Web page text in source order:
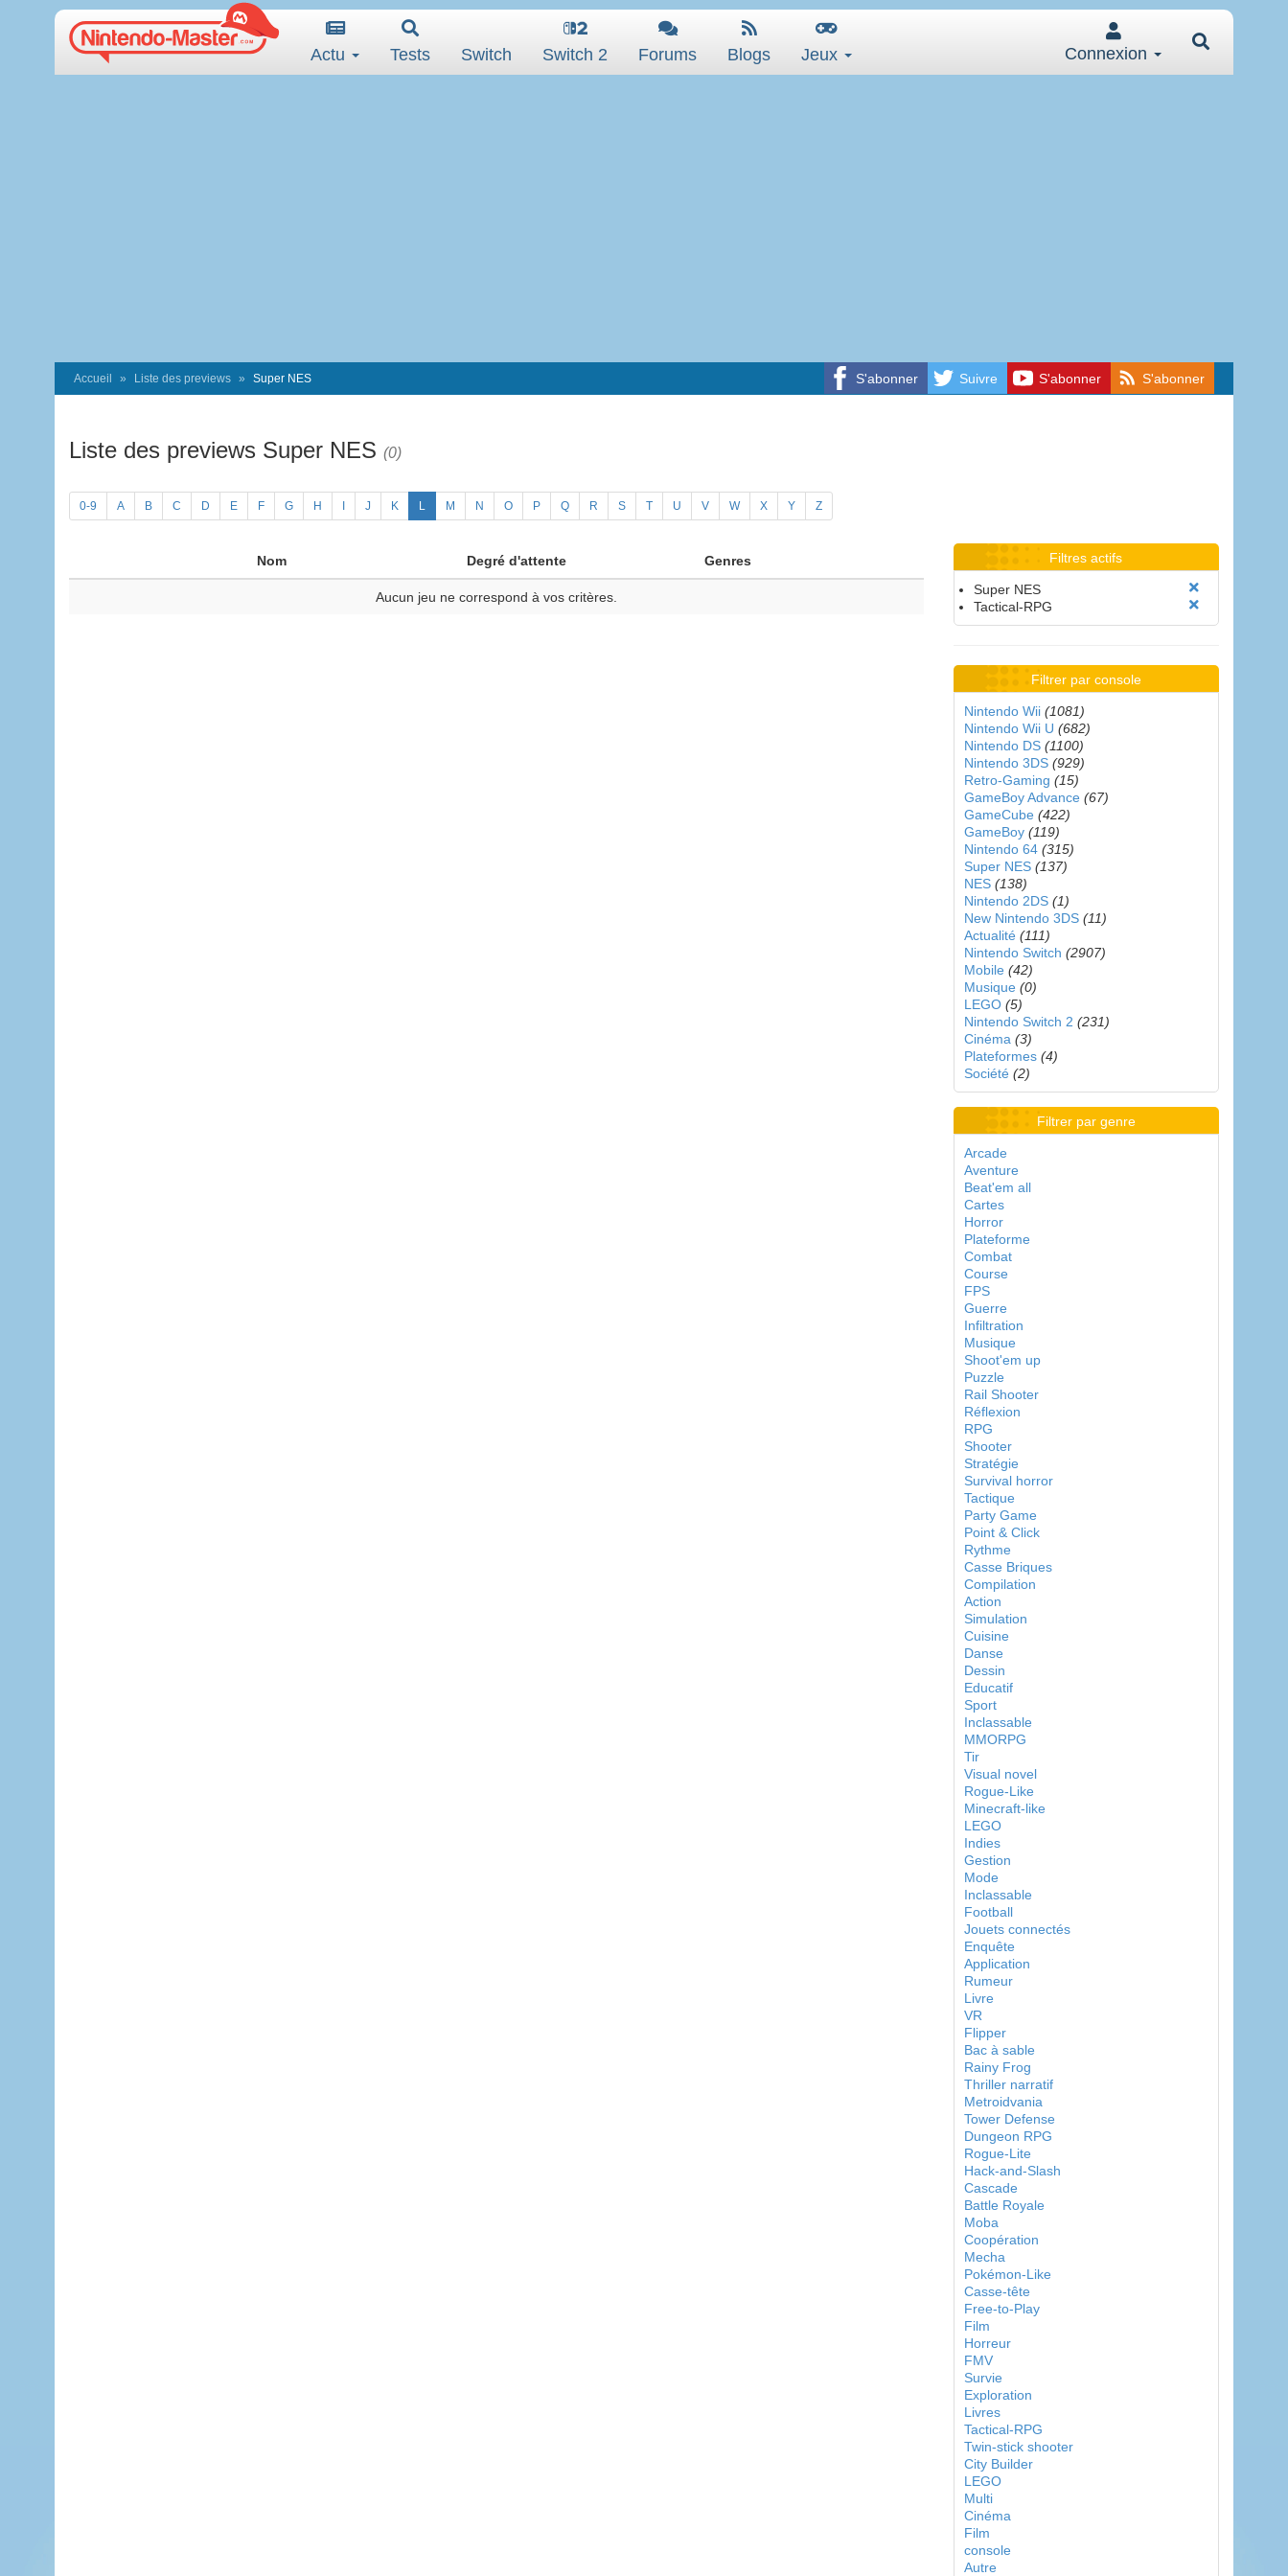
Actu Tests Switch Switch 2 Forums Blogs Jeux Connexion
S'abonner Suivre S'abonner S'abonner
Accueil Liste des previews Super NES
Liste des previews Super NES (0)
0-9 A B C D E F G H J K L M N O P Q R S T U V W X Y Z
Nom Degré d'attente Genres
Aucun jeu ne correspond à vos critères.
Filtres actifs
Super NES
Tactical-RPG
Filtrer par console
Nintendo Wii (1081)
Nintendo Wii U (682)
Nintendo DS (1100)
Nintendo 3DS (929)
Retro-Gaming (15)
GameBoy Advance (67)
GameCube (422)
GameBoy (119)
Nintendo 64 (315)
Super NES (137)
NES (138)
Nintendo 2DS (1)
New Nintendo 3DS (11)
Actualité (111)
Nintendo Switch (2907)
Mobile (42)
Musique (0)
LEGO (5)
Nintendo Switch 2 (231)
Cinéma (3)
Plateformes (4)
Société (2)
Filtrer par genre
Arcade
Aventure
Beat'em all
Cartes
Horror
Plateforme
Combat
Course
FPS
Guerre
Infiltration
Musique
Shoot'em up
Puzzle
Rail Shooter
Réflexion
RPG
Shooter
Stratégie
Survival horror
Tactique
Party Game
Point & Click
Rythme
Casse Briques
Compilation
Action
Simulation
Cuisine
Danse
Dessin
Educatif
Sport
Inclassable
MMORPG
Tir
Visual novel
Rogue-Like
Minecraft-like
LEGO
Indies
Gestion
Mode
Inclassable
Football
Jouets connectés
Enquête
Application
Rumeur
Livre
VR
Flipper
Bac à sable
Rainy Frog
Thriller narratif
Metroidvania
Tower Defense
Dungeon RPG
Rogue-Lite
Hack-and-Slash
Cascade
Battle Royale
Moba
Coopération
Mecha
Pokémon-Like
Casse-tête
Free-to-Play
Film
Horreur
FMV
Survie
Exploration
Livres
Tactical-RPG
Twin-stick shooter
City Builder
LEGO
Multi
Cinéma
Film
console
Autre